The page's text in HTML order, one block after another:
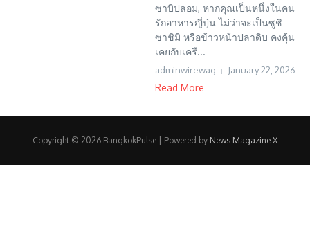
ซาบิปลอม, หากคุณเป็นหนึ่งในคน
รักอาหารญี่ปุ่น ไม่ว่าจะเป็นซูชิ
ซาชิมิ หรือข้าวหน้าปลาดิบ คงคุ้น
เคยกับเครื...
adminwirewag January 22, 2026
Read More
Copyright © 2026 BangkokPulse | Powered by News Magazine X